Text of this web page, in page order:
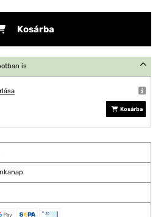
Kosárba
is
Kosárba